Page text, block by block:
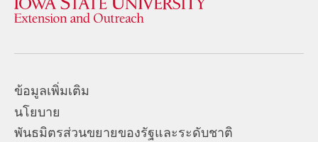
ข้อมูลเพิ่มเติม
นโยบาย
พันธมิตรส่วนขยายของรัฐและระดับชาติ